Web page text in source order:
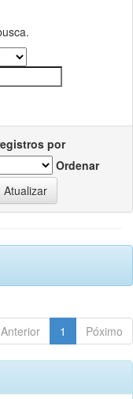
por
Ordenar
Anterior 1 Póximo